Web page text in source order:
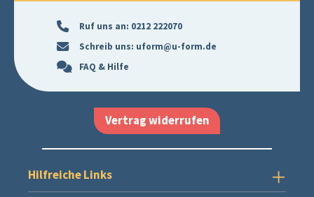
Ruf uns an: 0212 222070
Schreib uns: uform@u-form.de
FAQ & Hilfe
Vertrag widerrufen
Hilfreiche Links